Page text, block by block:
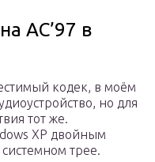
AC’97 в
кодек, в моём
но для
тот же.
XP двойным
трее.